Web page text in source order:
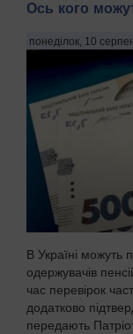
Ось кого
понеділок, 10
В Україні можуть
одержувачів
час перевірок
додатково
передають